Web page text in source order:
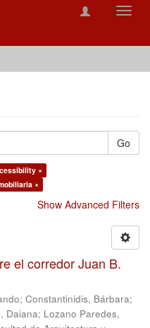
Go
×
×
Show Advanced Filters
el corredor Juan B.
; Constantinidis, Bárbara;
Daiana; Lozano Paredes,